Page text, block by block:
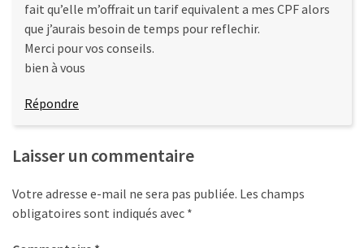
fait qu’elle m’offrait un tarif equivalent a mes CPF alors
que j’aurais besoin de temps pour reflechir.
Merci pour vos conseils.
bien à vous
Répondre
Laisser un commentaire
Votre adresse e-mail ne sera pas publiée. Les champs
obligatoires sont indiqués avec *